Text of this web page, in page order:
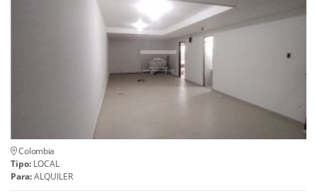
Colombia
Tipo: LOCAL
Para:ALQUILER